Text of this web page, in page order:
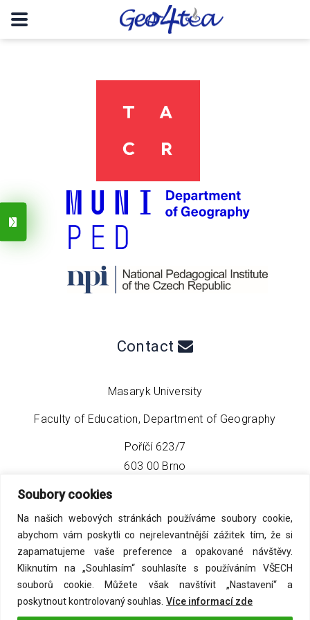
Soubory cookies
Na našich webových stránkách používáme soubory cookie,
abychom vám poskytli co nejrelevantnější zážitek tím, že si
zapamatujeme vaše preference a opakované návštěvy.
Kliknutím na „Souhlasím“ souhlasíte s používáním VŠECH
souborů cookie. Můžete však navštívit „Nastavení“ a
poskytnout kontrolovaný souhlas. Více informací zde
Contact
Masaryk University
Faculty of Education, Department of Geography
Poříčí 623/7
603 00 Brno
phone:
email:info@geo4tea.com